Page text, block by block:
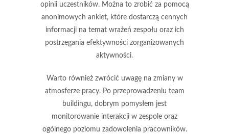
opinii uczestników. Można to zrobić za pomocą
anonimowych ankiet, które dostarczą cennych
informacji na temat wrażeń zespołu oraz ich
postrzegania efektywności zorganizowanych
aktywności.
Warto również zwrócić uwagę na zmiany w
atmosferze pracy. Po przeprowadzeniu team
buildingu, dobrym pomysłem jest
monitorowanie interakcji w zespole oraz
ogólnego poziomu zadowolenia pracowników.